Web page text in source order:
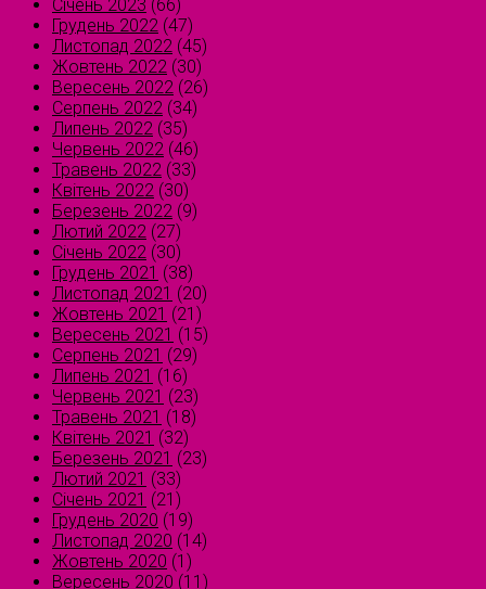
Січень 2023 (66)
Грудень 2022 (47)
Листопад 2022 (45)
Жовтень 2022 (30)
Вересень 2022 (26)
Серпень 2022 (34)
Липень 2022 (35)
Червень 2022 (46)
Травень 2022 (33)
Квітень 2022 (30)
Березень 2022 (9)
Лютий 2022 (27)
Січень 2022 (30)
Грудень 2021 (38)
Листопад 2021 (20)
Жовтень 2021 (21)
Вересень 2021 (15)
Серпень 2021 (29)
Липень 2021 (16)
Червень 2021 (23)
Травень 2021 (18)
Квітень 2021 (32)
Березень 2021 (23)
Лютий 2021 (33)
Січень 2021 (21)
Грудень 2020 (19)
Листопад 2020 (14)
Жовтень 2020 (1)
Вересень 2020 (11)